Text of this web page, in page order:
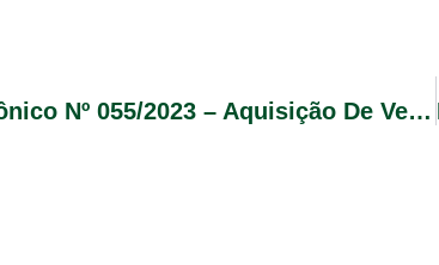
Edital De Pregão Eletrônico Nº 055/2023 – Aquisição De Veículo Utilitário Tipo Minivan 07 Lugares, Zero Quilômetro